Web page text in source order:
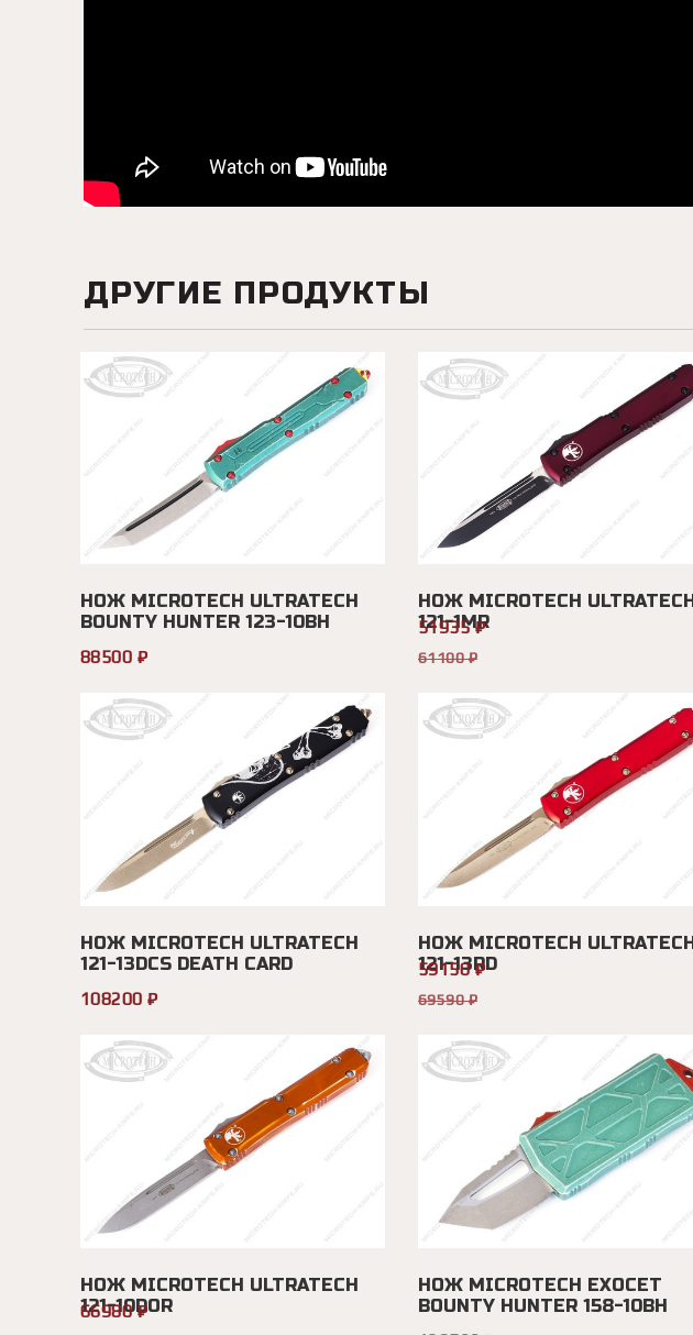
ДРУГИЕ ПРОДУКТЫ
НОЖ MICROTECH ULTRATECH
BOUNTY HUNTER 123-10BH
88500 ₽
НОЖ MICROTECH ULTRATECH
121-1MR
51935 ₽
61100 ₽
НОЖ MICROTECH ULTRATECH
121-13DCS DEATH CARD
108200 ₽
НОЖ MICROTECH ULTRATECH
121-13RD
59150 ₽
69590 ₽
НОЖ MICROTECH ULTRATECH
121-10DOR
66980 ₽
НОЖ MICROTECH EXOCET
BOUNTY HUNTER 158-10BH